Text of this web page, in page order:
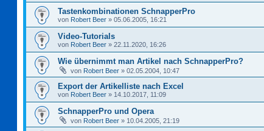
Tastenkombinationen SchnapperPro
von Robert Beer » 05.06.2005, 16:21
Video-Tutorials
von Robert Beer » 22.11.2020, 16:26
Wie übernimmt man Artikel nach SchnapperPro?
von Robert Beer » 02.05.2004, 10:47
Export der Artikelliste nach Excel
von Robert Beer » 14.10.2017, 11:09
SchnapperPro und Opera
von Robert Beer » 10.04.2005, 21:19